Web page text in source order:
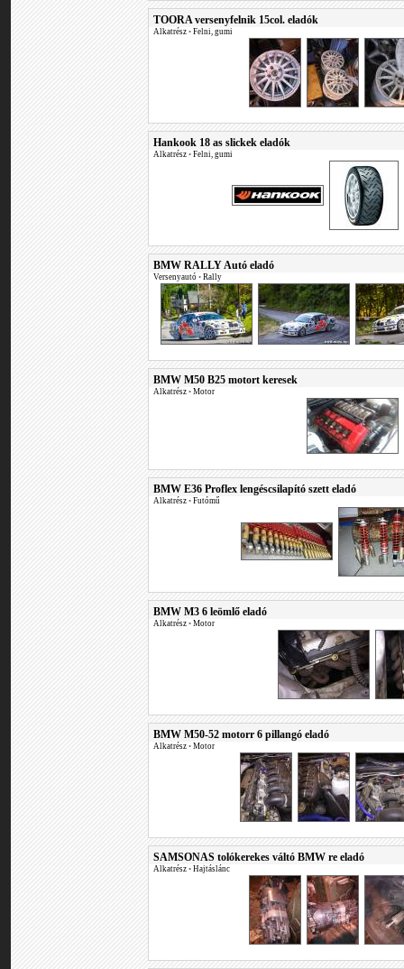
TOORA versenyfelnik 15col. eladók
Alkatrész • Felni, gumi
Hankook 18 as slickek eladók
Alkatrész • Felni, gumi
BMW RALLY Autó eladó
Versenyautó • Rally
BMW M50 B25 motort keresek
Alkatrész • Motor
BMW E36 Proflex lengéscsilapító szett eladó
Alkatrész • Futómű
BMW M3 6 leömlő eladó
Alkatrész • Motor
BMW M50-52 motorr 6 pillangó eladó
Alkatrész • Motor
SAMSONAS tolókerekes váltó BMW re eladó
Alkatrész • Hajtáslánc